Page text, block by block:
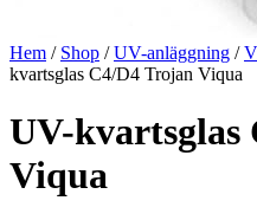
Hem / Shop /UV-anläggning /
kvartsglas C4/D4 Trojan Viqua
UV-kvartsglas
Viqua